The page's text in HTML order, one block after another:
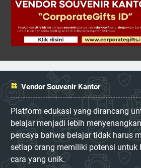
Vendor Souvenir Kantor
Platform edukasi yang dirancang
belajar menjadi lebih
percaya bahwa belajar tidak harus
setiap orang memiliki potensi untuk
cara yang unik.